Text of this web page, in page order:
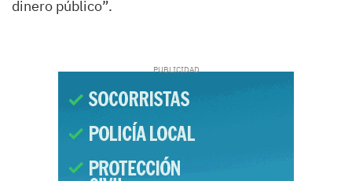
dinero público”.